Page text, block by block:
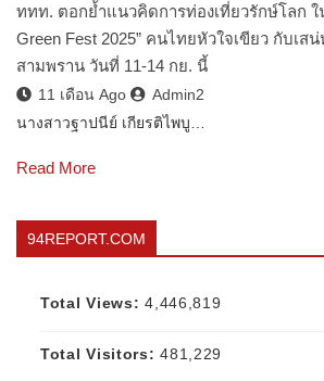
ททท. ตอกย้ำแนวคิดการท่องเที่ยวรักษ์โลก ใ
Green Fest 2025” คนไทยหัวใจเขียว กับเ
สามพราน วันที่ 11-14 กย. นี้
11 เดือน Ago
Admin2
นางสาวฐาปนีย์ เกียรติไพบู…
Read More
94REPORT.COM
Total Views:4,446,819
Total Visitors:481,229